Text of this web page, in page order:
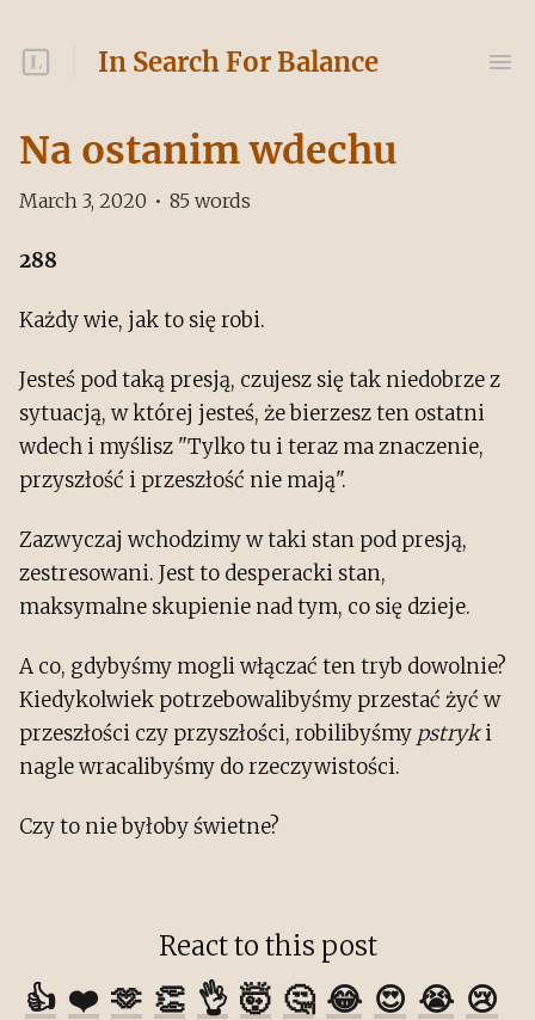
In Search For Balance
Na ostanim wdechu
March 3, 2020 • 85 words
288
Każdy wie, jak to się robi.
Jesteś pod taką presją, czujesz się tak niedobrze z
sytuacją, w której jesteś, że bierzesz ten ostatni
wdech i myślisz "Tylko tu i teraz ma znaczenie,
przyszłość i przeszłość nie mają".
Zazwyczaj wchodzimy w taki stan pod presją,
zestresowani. Jest to desperacki stan,
maksymalne skupienie nad tym, co się dzieje.
A co, gdybyśmy mogli włączać ten tryb dowolnie?
Kiedykolwiek potrzebowalibyśmy przestać żyć w
przeszłości czy przyszłości, robilibyśmy pstryki
nagle wracalibyśmy do rzeczywistości.
Czy to nie byłoby świetne?
React to this post
👍 ❤️ 🫶 👏 👌 🤯 🤔 😂 😍 😭 😢